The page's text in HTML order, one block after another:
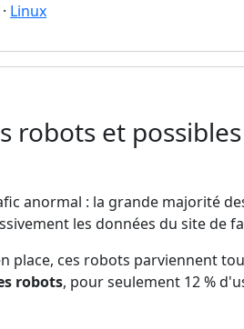
Linux
robots et
anormal : la grande majorité
les données du site de
place, ces robots parviennent
robots, pour seulement 12 %